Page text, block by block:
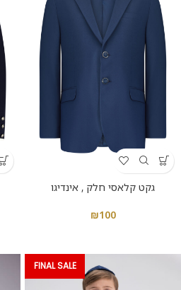
גקט קלאסי חלק , אינדיגו
₪100
FINAL SALE